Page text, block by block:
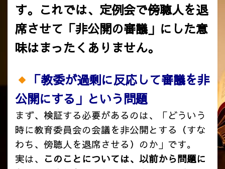
す。これでは、定例会で傍聴人を退
席させて「非公開の審議」にした意
味はまったくありません。
「教委が過剰に反応して審議を非
公開にする」という問題
まず、検証する必要があるのは、「どういう
時に教育委員会の会議を非公開とする（すな
わち、傍聴人を退席させる）のか」です。
実は、 このことについては、以前から問題に